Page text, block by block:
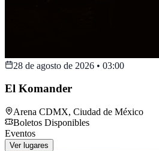
28 de agosto de 2026 • 03:00
El Komander
Arena CDMX, Ciudad de México
Boletos Disponibles
Eventos
Ver lugares